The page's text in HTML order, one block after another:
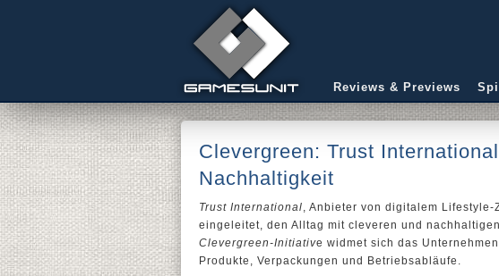
Reviews & Previews
Clevergreen: Trust
Nachhaltigkeit
Trust International, Anbieter von digitalem
eingeleitet, den Alltag mit cleveren und
Clevergreen-Initiative widmet sich das
Produkte, Verpackungen und Betriebsabläufe.